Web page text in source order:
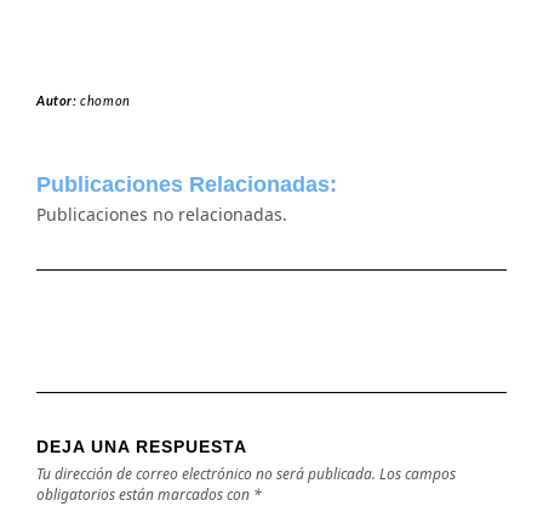
Autor:chomon
Publicaciones Relacionadas:
Publicaciones no relacionadas.
DEJA UNA RESPUESTA
Tu dirección de correo electrónico no será publicada. Los campos
obligatorios están marcados con *